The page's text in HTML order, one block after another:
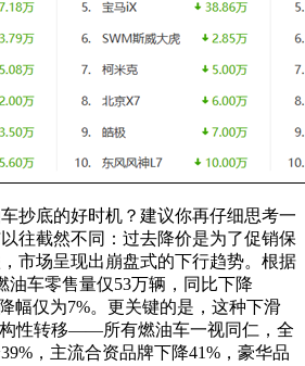
抄底的好时机？建议你再仔细思考一
往截然不同：过去降价是为了促销保
市场呈现出崩盘式的下行趋势。根据
油车零售量仅53万辆，同比下降
幅仅为7%。更关键的是，这种下滑
性转移——所有燃油车一视同仁，全
，主流合资品牌下降41%，豪华品